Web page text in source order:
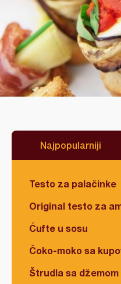
Najpopularniji
Testo za palačinke
Original testo za
Ćufte u sosu
Čoko-moko sa
Štrudla sa džemom